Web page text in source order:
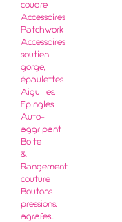
coudre
Accessoires
Patchwork
Accessoires
soutien
gorge,
épaulettes
Aiguilles,
Epingles
Auto-
aggripant
Boite
&
Rangement
couture
Boutons
pressions,
agrafes..